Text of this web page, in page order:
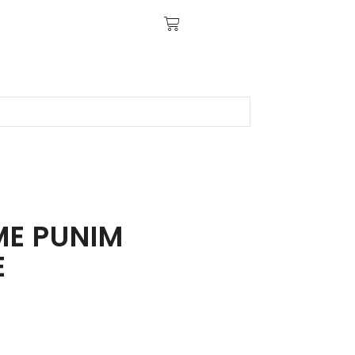
PUNIM